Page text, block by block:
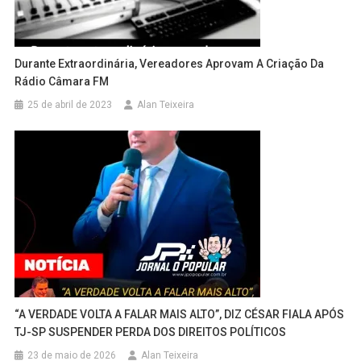
Durante Extraordinária, Vereadores Aprovam A Criação Da
Rádio Câmara FM
25 de abril de 2023 Alan Teixeira
“A VERDADE VOLTA A FALAR MAIS ALTO”, DIZ CÉSAR FIALA APÓS
TJ-SP SUSPENDER PERDA DOS DIREITOS POLÍTICOS
23 de maio de 2026 Alan Teixeira